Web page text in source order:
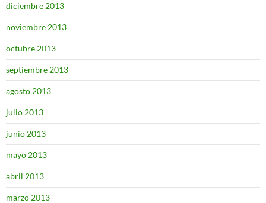
diciembre 2013
noviembre 2013
octubre 2013
septiembre 2013
agosto 2013
julio 2013
junio 2013
mayo 2013
abril 2013
marzo 2013